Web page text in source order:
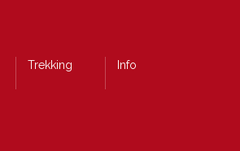
Trekking Info